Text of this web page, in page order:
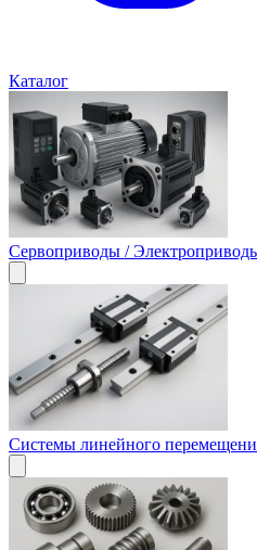
Сервоприводы / Электроприводы
Системы линейного перемещения